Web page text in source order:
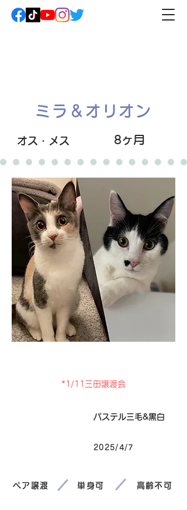
ミラ＆オリオン
オス・メス 8ヶ月
*1/11三田譲渡会
パステル三毛&黒白
2025/4/7
ペア譲渡 単身可 高齢不可